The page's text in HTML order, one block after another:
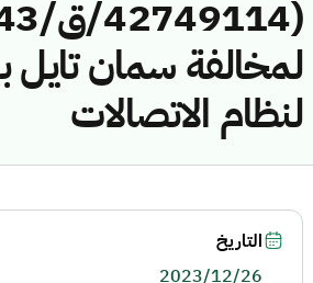
لمخالفة سمان تايل
لنظام الاتصالات
التاريخ
2023/12/26